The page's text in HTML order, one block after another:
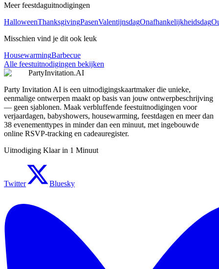
Meer feestdaguitnodigingen
HalloweenThanksgivingPasenValentijnsdagOnafhankelijkheidsdag
Misschien vind je dit ook leuk
HousewarmingBarbecue
Alle feestuitnodigingen bekijken
PartyInvitation.AI
Party Invitation AI is een uitnodigingskaartmaker die unieke,
eenmalige ontwerpen maakt op basis van jouw ontwerpbeschrijving
— geen sjablonen. Maak verbluffende feestuitnodigingen voor
verjaardagen, babyshowers, housewarming, feestdagen en meer dan
38 evenementtypes in minder dan een minuut, met ingebouwde
online RSVP-tracking en cadeauregister.
Uitnodiging Klaar in 1 Minuut
Twitter Bluesky